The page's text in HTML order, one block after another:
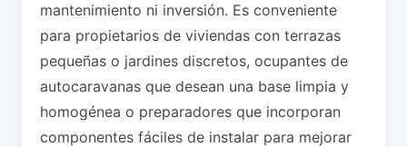
mantenimiento ni inversión. Es conveniente
para propietarios de viviendas con terrazas
pequeñas o jardines discretos, ocupantes de
autocaravanas que desean una base limpia y
homogénea o preparadores que incorporan
componentes fáciles de instalar para mejorar